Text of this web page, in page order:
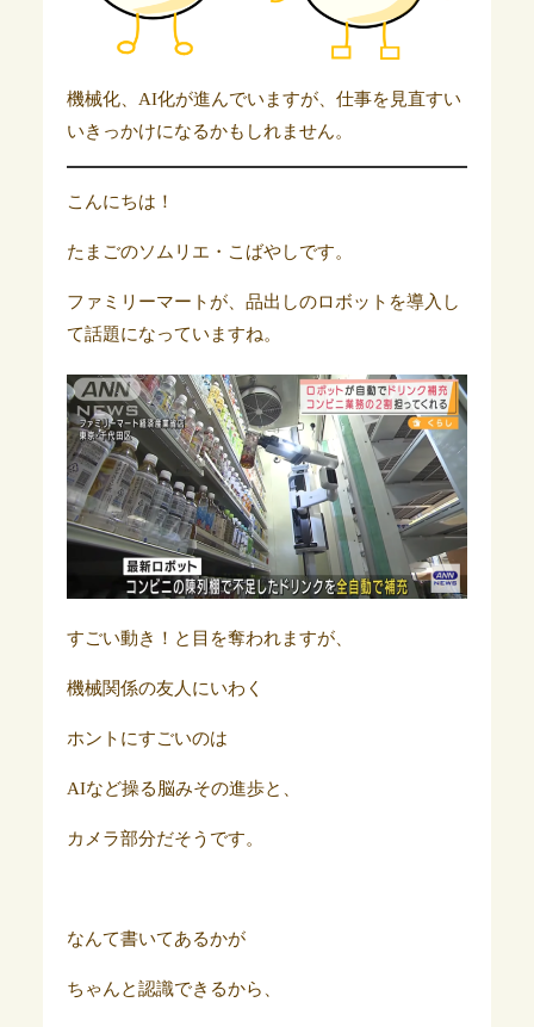
機械化、AI化が進んでいますが、仕事を見直すい
いきっかけになるかもしれません。
こんにちは！
たまごのソムリエ・こばやしです。
ファミリーマートが、品出しのロボットを導入し
て話題になっていますね。
すごい動き！と目を奪われますが、
機械関係の友人にいわく
ホントにすごいのは
AIなど操る脳みその進歩と、
カメラ部分だそうです。
なんて書いてあるかが
ちゃんと認識できるから、